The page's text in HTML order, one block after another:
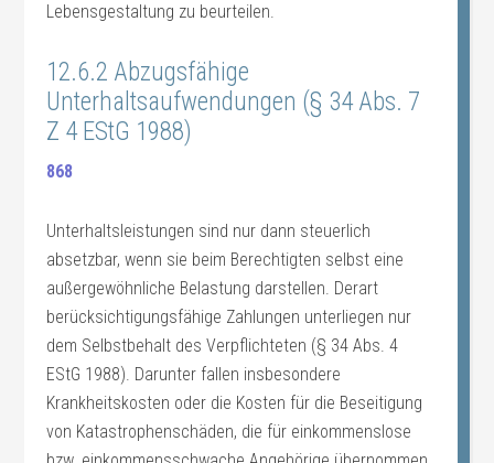
Lebensgestaltung zu beurteilen.
12.6.2 Abzugsfähige
Unterhaltsaufwendungen (§ 34 Abs. 7
Z 4 EStG 1988)
868
Unterhaltsleistungen sind nur dann steuerlich
absetzbar, wenn sie beim Berechtigten selbst eine
außergewöhnliche Belastung darstellen. Derart
berücksichtigungsfähige Zahlungen unterliegen nur
dem Selbstbehalt des Verpflichteten (§ 34 Abs. 4
EStG 1988). Darunter fallen insbesondere
Krankheitskosten oder die Kosten für die Beseitigung
von Katastrophenschäden, die für einkommenslose